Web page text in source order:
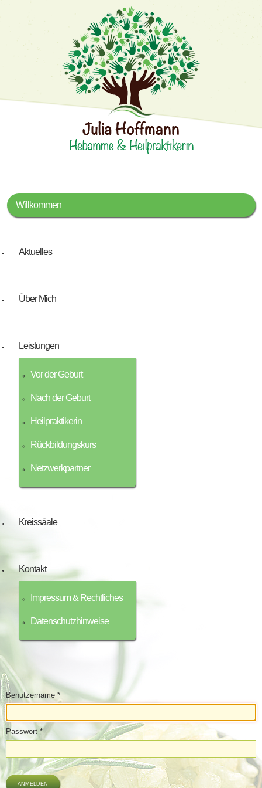
Willkommen
Aktuelles
Über Mich
Leistungen
Vor der Geburt
Nach der Geburt
Heilpraktikerin
Rückbildungskurs
Netzwerkpartner
Kreissäale
Kontakt
Impressum & Rechtliches
Datenschutzhinweise
Benutzername *
Passwort *
ANMELDEN